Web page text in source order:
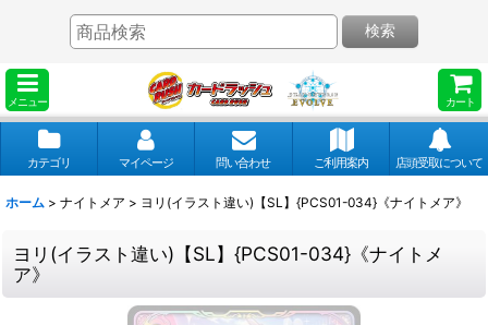
メニュー カート
検索
カテゴリ マイページ 問い合わせ ご利用案内 店頭受取について
ホーム > ナイトメア > ヨリ(イラスト違い)【SL】{PCS01-034}《ナイトメア》
ヨリ(イラスト違い)【SL】{PCS01-034}《ナイトメ
ア》